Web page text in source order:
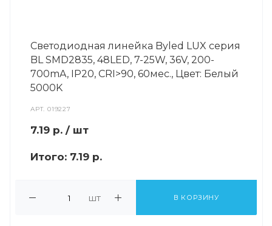
Светодиодная линейка Byled LUX серия
BL SMD2835, 48LED, 7-25W, 36V, 200-
700mA, IP20, CRI>90, 60мес., Цвет: Белый
5000K
АРТ.019227
7.19 р. / шт
Итого: 7.19 р.
шт В КОРЗИНУ